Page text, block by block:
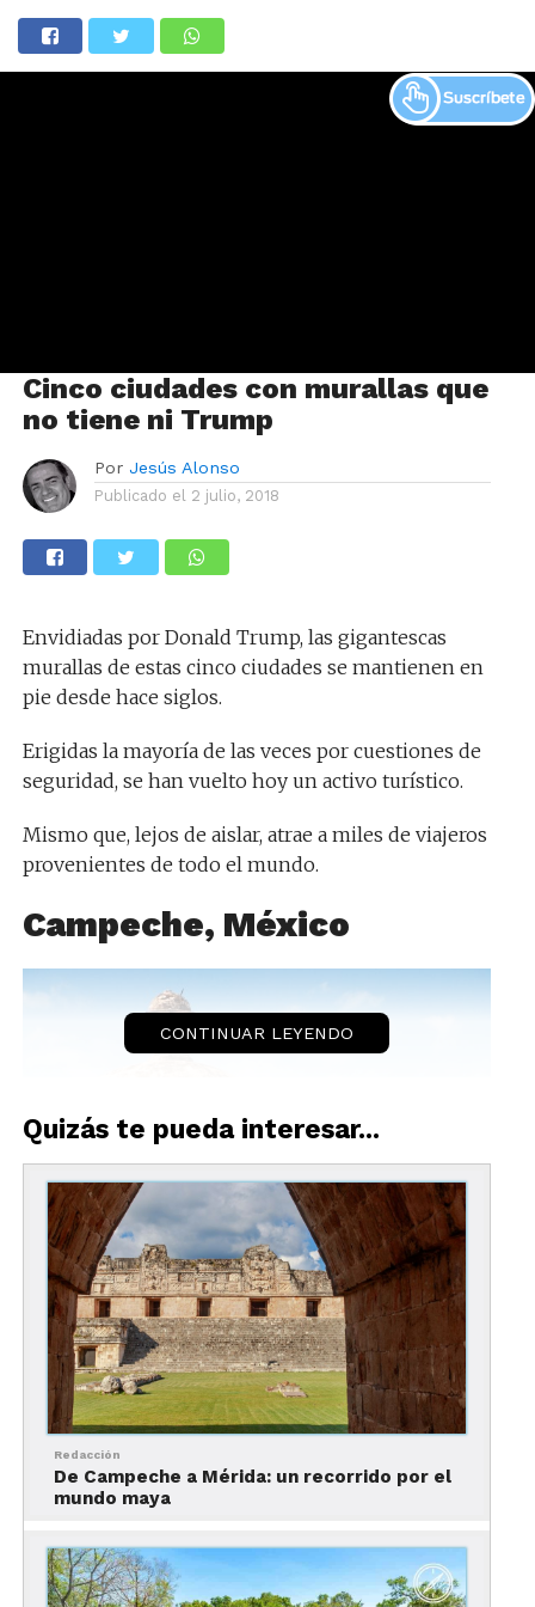
Cinco ciudades con murallas que
no tiene ni Trump
Por Jesús Alonso
Publicado el 2 julio, 2018
Envidiadas por Donald Trump, las gigantescas
murallas de estas cinco ciudades se mantienen en
pie desde hace siglos.
Erigidas la mayoría de las veces por cuestiones de
seguridad, se han vuelto hoy un activo turístico.
Mismo que, lejos de aislar, atrae a miles de viajeros
provenientes de todo el mundo.
Campeche, México
CONTINUAR LEYENDO
Quizás te pueda interesar...
Redacción
De Campeche a Mérida: un recorrido por el
mundo maya